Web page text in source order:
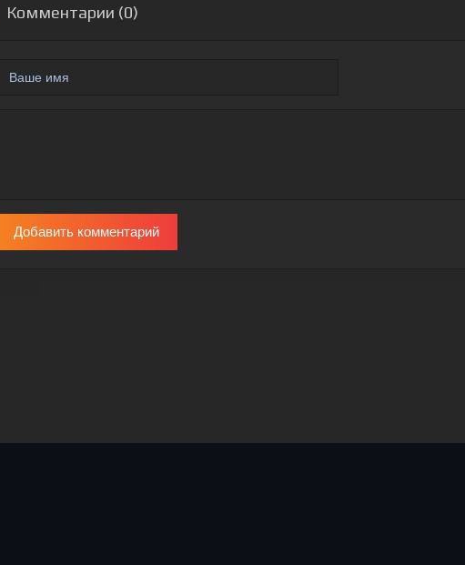
Комментарии (0)
Добавить комментарий